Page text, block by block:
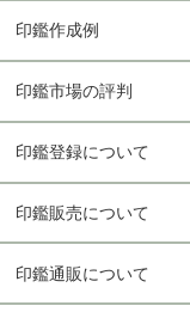
印鑑作成例
印鑑市場の評判
印鑑登録について
印鑑販売について
印鑑通販について